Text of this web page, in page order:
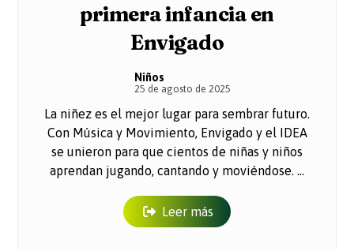
primera infancia en
Envigado
Niños
25 de agosto de 2025
La niñez es el mejor lugar para sembrar futuro.
Con Música y Movimiento, Envigado y el IDEA
se unieron para que cientos de niñas y niños
aprendan jugando, cantando y moviéndose. ...
Leer más